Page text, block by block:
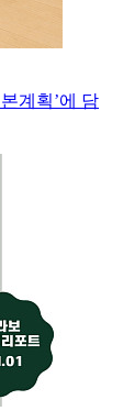
계획’에 담